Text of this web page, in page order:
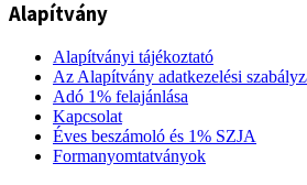
Alapítvány
Alapítványi tájékoztató
Az Alapítvány adatkezelési
Adó 1% felajánlása
Kapcsolat
Éves beszámoló és 1% SZJA
Formanyomtatványok